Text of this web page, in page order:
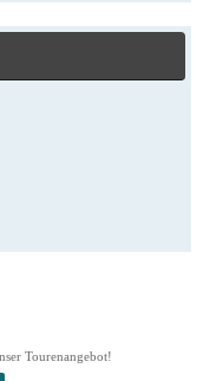
Tourenangebot!